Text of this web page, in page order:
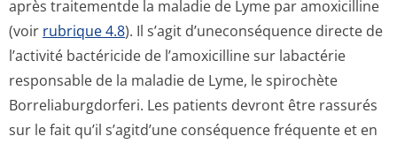
après traitementde la maladie de Lyme par amoxicilline
(voir rubrique 4.8). Il s’agit d’uneconséquence directe de
l’activité bactéricide de l’amoxicilline sur labactérie
responsable de la maladie de Lyme, le spirochète
Borreliaburgdor­feri. Les patients devront être rassurés
sur le fait qu’il s’agitd’une conséquence fréquente et en